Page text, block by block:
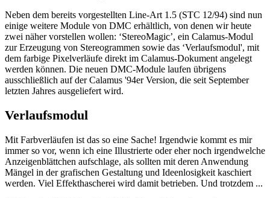
Neben dem bereits vorgestellten Line-Art 1.5 (STC 12/94) sind nun
einige weitere Module von DMC erhältlich, von denen wir heute
zwei näher vorstellen wollen: ‘StereoMagic’, ein Calamus-Modul
zur Erzeugung von Stereogrammen sowie das ‘Verlaufsmodul', mit
dem farbige Pixelverläufe direkt im Calamus-Dokument angelegt
werden können. Die neuen DMC-Module laufen übrigens
ausschließlich auf der Calamus '94er Version, die seit September
letzten Jahres ausgeliefert wird.
Verlaufsmodul
Mit Farbverläufen ist das so eine Sache! Irgendwie kommt es mir
immer so vor, wenn ich eine Illustrierte oder eher noch irgendwelche
Anzeigenblättchen aufschlage, als sollten mit deren Anwendung
Mängel in der grafischen Gestaltung und Ideenlosigkeit kaschiert
werden. Viel Effekthascherei wird damit betrieben. Und trotzdem ...